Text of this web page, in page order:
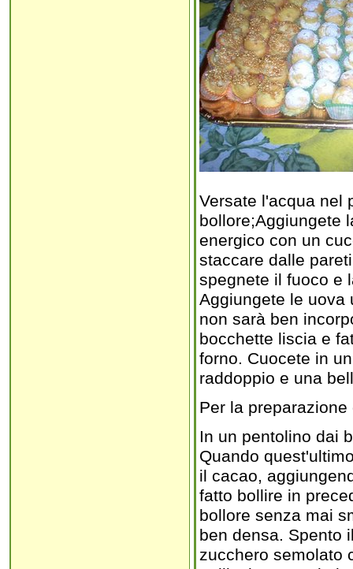
Versate l'acqua nel
bollore;Aggiungete
energico con un
staccare dalle
spegnete il fuoco e
Aggiungete le uova
non sarà ben
bocchette liscia e
forno. Cuocete in
raddoppio e una
Per la
In un pentolino dai
Quando
il cacao,
fatto bollire in
bollore senza mai
ben densa. Spento
zucchero semolato